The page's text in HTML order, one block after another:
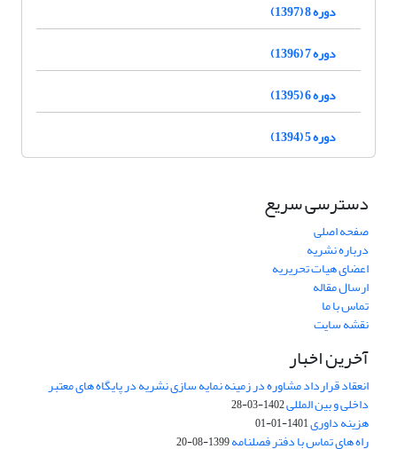
دوره 8 (1397)
دوره 7 (1396)
دوره 6 (1395)
دوره 5 (1394)
دسترسی سریع
صفحه اصلی
درباره نشریه
اعضای هیات تحریریه
ارسال مقاله
تماس با ما
نقشه سایت
آخرین اخبار
انعقاد قرارداد مشاوره در زمینه نمایه سازی نشریه در پایگاه های معتبر
داخلی و بین المللی1402-03-28
هزینه داوری1401-01-01
راه های تماس با دفتر فصلنامه1399-08-20